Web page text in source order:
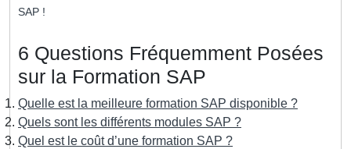
SAP !
6 Questions Fréquemment Posées
sur la Formation SAP
Quelle est la meilleure formation SAP disponible ?
Quels sont les différents modules SAP ?
Quel est le coût d’une formation SAP ?